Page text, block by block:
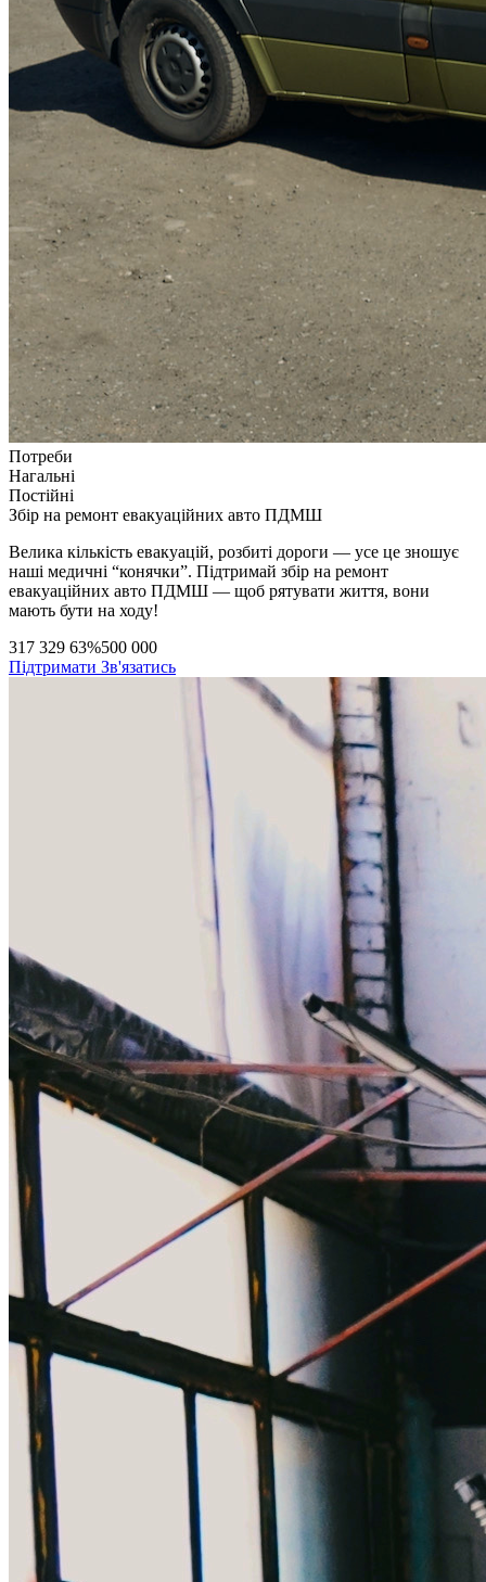
Потреби
Нагальні
Постійні
Збір на ремонт евакуаційних авто ПДМШ
Велика кількість евакуацій, розбиті дороги — усе це зношує
наші медичні “конячки”. Підтримай збір на ремонт
евакуаційних авто ПДМШ — щоб рятувати життя, вони
мають бути на ходу!
317 329 63%500 000
Підтримати Зв'язатись